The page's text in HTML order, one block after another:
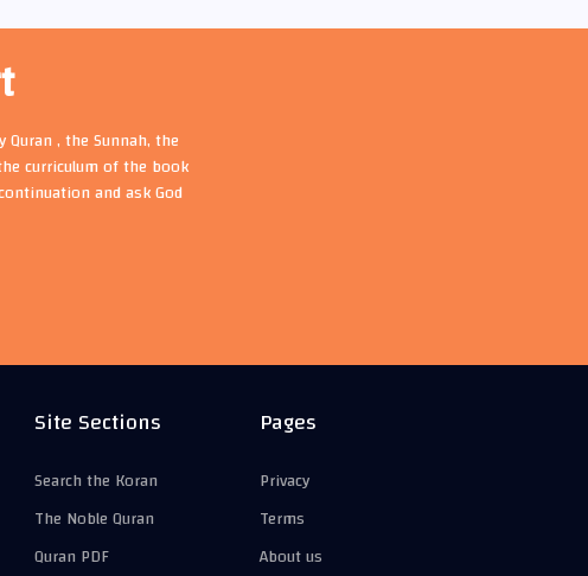
, the Sunnah, the
curriculum of the book
and ask God
Pages
Privacy
Terms
About us
Site Sections
Search the Koran
The Noble Quran
Quran PDF